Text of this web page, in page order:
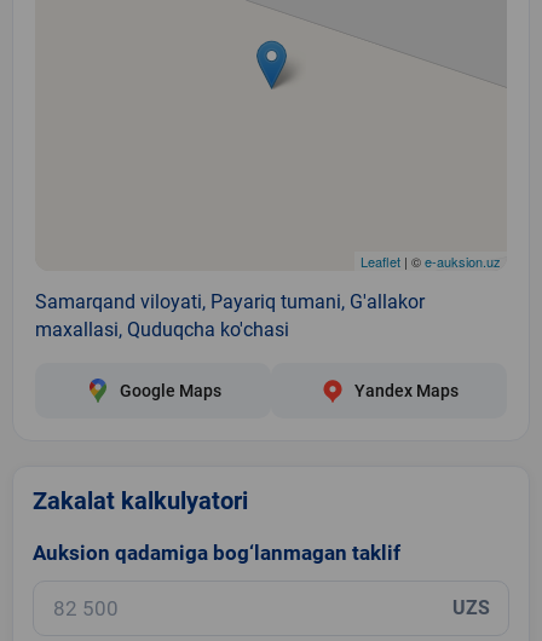
Leaflet | ©e-auksion.uz
Samarqand viloyati, Payariq tumani, G'allakor
maxallasi, Quduqcha ko'chasi
Google Maps Yandex Maps
Zakalat kalkulyatori
Auksion qadamiga bog‘lanmagan taklif
UZS